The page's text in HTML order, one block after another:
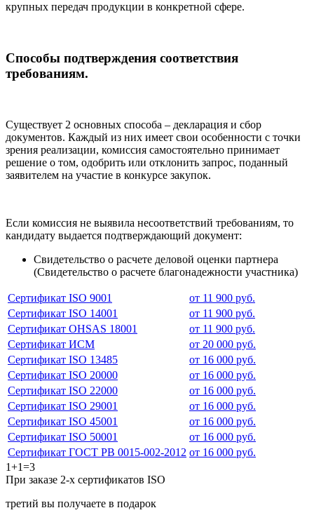
крупных передач продукции в конкретной сфере.
Способы подтверждения соответствия
требованиям.
Существует 2 основных способа – декларация и сбор
документов. Каждый из них имеет свои особенности с точки
зрения реализации, комиссия самостоятельно принимает
решение о том, одобрить или отклонить запрос, поданный
заявителем на участие в конкурсе закупок.
Если комиссия не выявила несоответствий требованиям, то
кандидату выдается подтверждающий документ:
Свидетельство о расчете деловой оценки партнера
(Свидетельство о расчете благонадежности участника)
Сертификат ISO 9001
от 11 900 руб.
Сертификат ISO 14001
от 11 900 руб.
Сертификат OHSAS 18001
от 11 900 руб.
Сертификат ИСМ
от 20 000 руб.
Сертификат ISO 13485
от 16 000 руб.
Сертификат ISO 20000
от 16 000 руб.
Сертификат ISO 22000
от 16 000 руб.
Сертификат ISO 29001
от 16 000 руб.
Сертификат ISO 45001
от 16 000 руб.
Сертификат ISO 50001
от 16 000 руб.
Сертификат ГОСТ РВ 0015-002-2012 от 16 000 руб.
1+1=3
При заказе 2-х сертификатов ISO
третий вы получаете в подарок